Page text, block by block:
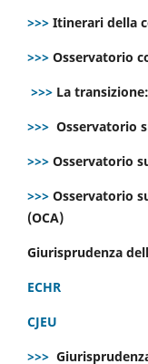
>>> Itinerari della
>>> Osservatorio
>>> La
>>> Osservatorio
>>> Osservatorio
>>> Osservatorio
(OCA)
Giurisprudenza
ECHR
CJEU
>>>